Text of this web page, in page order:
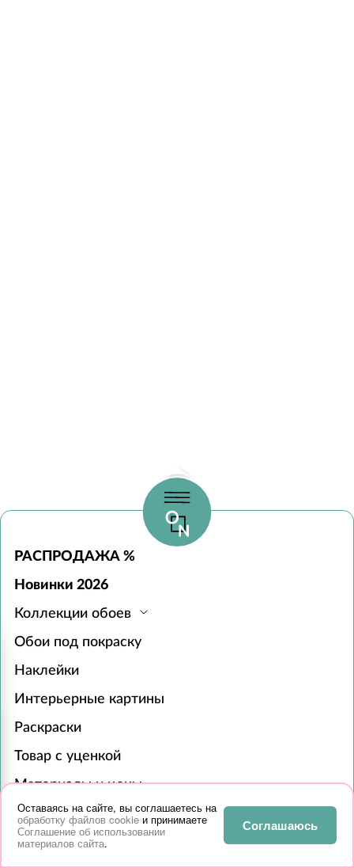
РАСПРОДАЖА %
Новинки 2026
Коллекции обоев
Обои под покраску
Наклейки
Интерьерные картины
Раскраски
Товар с уценкой
Материалы и цены
Для бизнеса
Сотрудничество
Оставаясь на сайте, вы соглашаетесь на
обработку файлов cookie и принимаете
Соглашение об использовании
материалов сайта.
Соглашаюсь